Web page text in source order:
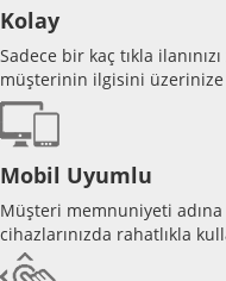
Kolay
Sadece bir kaç tıkla
müşterinin ilgisini
Mobil Uyumlu
Müşteri memnuniyeti
cihazlarınızda rahatlıkla